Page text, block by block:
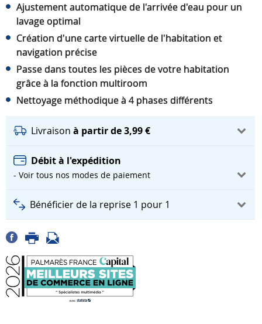
Ajustement automatique de l'arrivée d'eau pour un
lavage optimal
Création d'une carte virtuelle de l'habitation et
navigation précise
Passe dans toutes les pièces de votre habitation
grâce à la fonction multiroom
Nettoyage méthodique à 4 phases différents
Livraison à partir de 3,99 €
Débit à l'expédition
- Voir tous nos modes de paiement
Bénéficier de la reprise 1 pour 1